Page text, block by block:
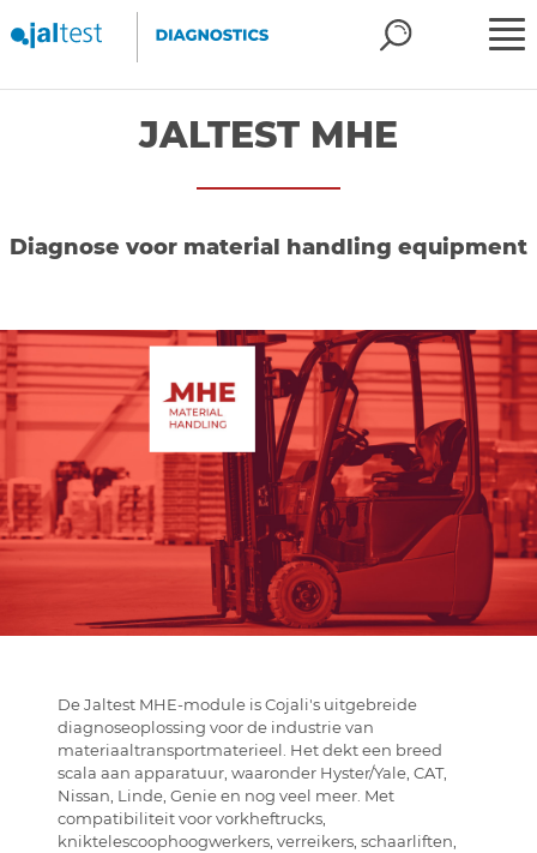
JALTEST MHE
Diagnose voor material handling equipment
De Jaltest MHE-module is Cojali's uitgebreide
diagnoseoplossing voor de industrie van
materiaaltransportmaterieel. Het dekt een breed
scala aan apparatuur, waaronder Hyster/Yale, CAT,
Nissan, Linde, Genie en nog veel meer. Met
compatibiliteit voor vorkheftrucks,
kniktelescoophoogwerkers, verreikers, schaarliften,